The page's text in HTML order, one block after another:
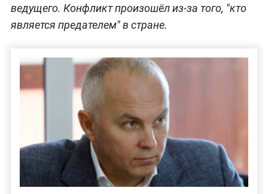
ведущего. Конфликт произошёл из-за того, "кто
является предателем" в стране.